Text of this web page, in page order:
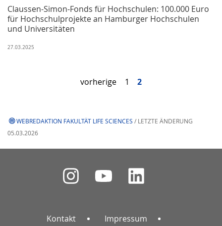
Claussen-Simon-Fonds für Hochschulen: 100.000 Euro
für Hochschulprojekte an Hamburger Hochschulen
und Universitäten
27.03.2025
vorherige 1 2
WEBREDAKTION FAKULTÄT LIFE SCIENCES / LETZTE ÄNDERUNG
05.03.2026
Kontakt Impressum